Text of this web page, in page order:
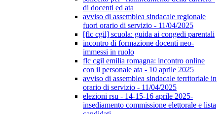
di docenti ed ata
avviso di assemblea sindacale regionale
fuori orario di servizio - 11/04/2025
[flc cgil] scuola: guida ai congedi parentali
incontro di formazione docenti neo-
immessi in ruolo
flc cgil emilia romagna: incontro online
con il personale ata - 10 aprile 2025
avviso di assemblea sindacale territoriale in
orario di servizio - 11/04/2025
elezioni rsu - 14-15-16 aprile 2025-
insediamento commissione elettorale e lista